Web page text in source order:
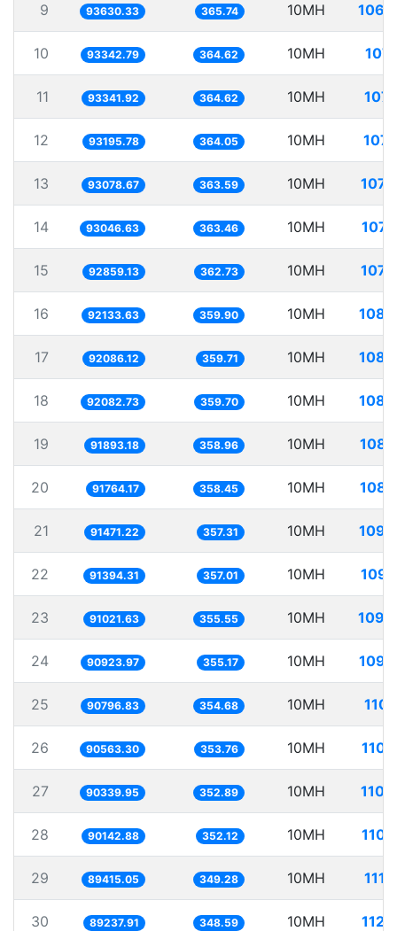
9 93630.33 365.74 10MH
10 93342.79 364.62 10MH
11 93341.92 364.62 10MH
12 93195.78 364.05 10MH
13 93078.67 363.59 10MH
14 93046.63 363.46 10MH
15 92859.13 362.73 10MH
16 92133.63 359.90 10MH
17 92086.12 359.71 10MH
18 92082.73 359.70 10MH
19 91893.18 358.96 10MH
20 91764.17 358.45 10MH
21 91471.22 357.31 10MH
22 91394.31 357.01 10MH
23 91021.63 355.55 10MH
24 90923.97 355.17 10MH
25 90796.83 354.68 10MH
26 90563.30 353.76 10MH
27 90339.95 352.89 10MH
28 90142.88 352.12 10MH
29 89415.05 349.28 10MH
30 89237.91 348.59 10MH